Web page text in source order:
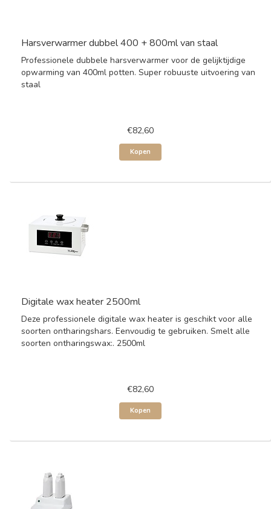
Harsverwarmer dubbel 400 + 800ml van staal
Professionele dubbele harsverwarmer voor de gelijktijdige
opwarming van 400ml potten. Super robuuste uitvoering van
staal
€82,60
Kopen
Digitale wax heater 2500ml
Deze professionele digitale wax heater is geschikt voor alle
soorten ontharingshars. Eenvoudig te gebruiken. Smelt alle
soorten ontharingswax:. 2500ml
€82,60
Kopen